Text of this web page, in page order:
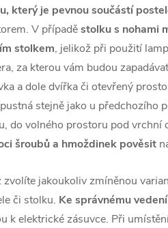
který je pevnou součástí
V případěstolku s nohami
stolkem, jelikož při použití
za kterou vám budou
a dole dvířka či otevřený
stejně jako u předchozího
do volného prostoru pod vrchní
šroubů a hmoždinek pověsit
zvolíte jakoukoliv zmíněnou
či stolku. Ke správnému
k elektrické zásuvce. Při